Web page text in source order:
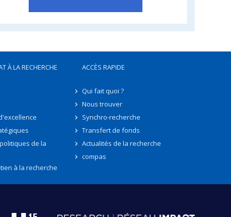
À LA RECHERCHE
de la
à la recherche
ACCÈS RAPIDE
Qui fait quoi ?
Nous trouver
Synchro-recherche
Transfert de fonds
Actualités de la recherche
compas